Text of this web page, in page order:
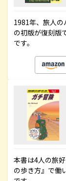
1981年、旅人
の初版が復刻版
です。
本書は4人の旅
の歩き方』で働